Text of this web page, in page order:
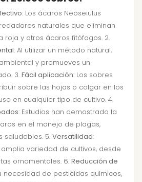
: Los ácaros Neoseiulus
naturales que eliminan
roja y otros ácaros fitófagos. 2.
: Al utilizar un método natural,
y promueves un
3. Fácil aplicación: Los sobres
sobre las hojas o colgar en los
en cualquier tipo de cultivo. 4.
: Estudios han demostrado la
en el manejo de plagas,
saludables. 5. Versatilidad:
variedad de cultivos, desde
ornamentales. 6. Reducción de
necesidad de pesticidas químicos,